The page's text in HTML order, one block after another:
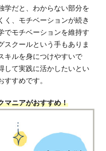
学だと、わからない部分を
く、モチベーションが続き
でモチベーションを維持す
スクールという手もありま
キルを身につけやすいで
して実践に活かしたいとい
すめです。
マニアがおすすめ！